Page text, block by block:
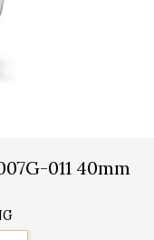
011 40mm